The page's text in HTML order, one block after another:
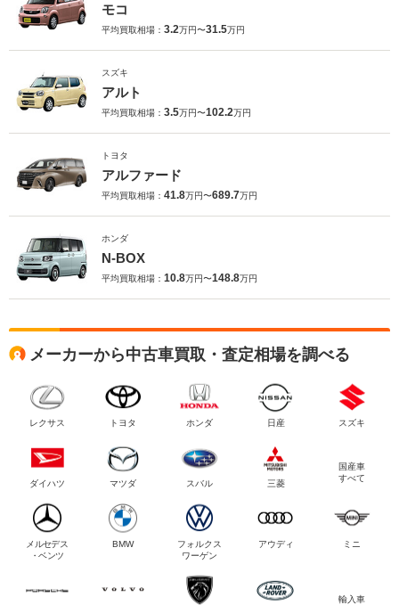
モコ
平均買取相場： 3.2万円〜31.5万円
スズキ
アルト
平均買取相場： 3.5万円〜102.2万円
トヨタ
アルファード
平均買取相場： 41.8万円〜689.7万円
ホンダ
N-BOX
平均買取相場： 10.8万円〜148.8万円
メーカーから中古車買取・査定相場を調べる
レクサス トヨタ ホンダ 日産 スズキ
ダイハツ マツダ スバル 三菱
国産車
すべて
メルセデス
・ベンツ
BMW
フォルクス
ワーゲン
アウディ ミニ
輸入車